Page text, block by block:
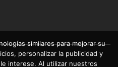
similares para mejorar su
personalizar la publicidad y
interese. Al utilizar nuestros